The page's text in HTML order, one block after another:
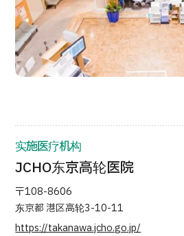
关于日本医疗
就诊流程
医疗项目检索
按部位・疾病搜索
内容精选
新闻
面向医疗机构
实施医疗机构
JCHO东京高轮医院
〒108-8606
东京都 港区高轮3-10-11
https://takanawa.jcho.go.jp/